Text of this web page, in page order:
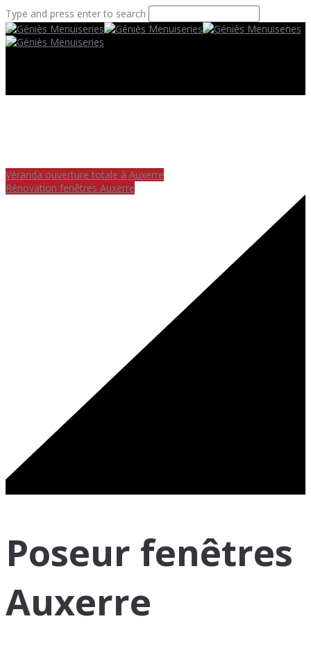
Type and press enter to search
Véranda ouverture totale à Auxerre
Rénovation fenêtres Auxerre
Poseur fenêtres
Auxerre